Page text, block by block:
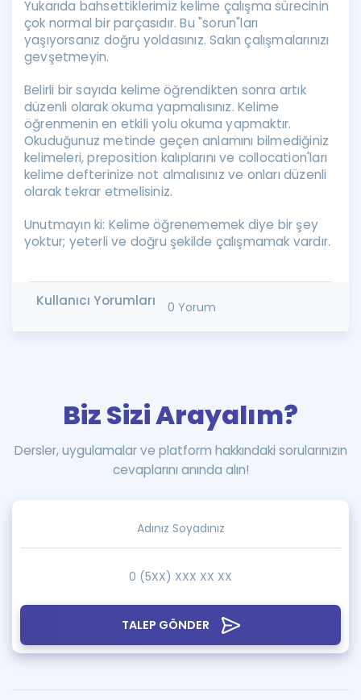
Yukarıda bahsettiklerimiz kelime çalışma sürecinin
çok normal bir parçasıdır. Bu "sorun"ları
yaşıyorsanız doğru yoldasınız. Sakın çalışmalarınızı
gevşetmeyin.
Belirli bir sayıda kelime öğrendikten sonra artık
düzenli olarak okuma yapmalısınız. Kelime
öğrenmenin en etkili yolu okuma yapmaktır.
Okuduğunuz metinde geçen anlamını bilmediğiniz
kelimeleri, preposition kalıplarını ve collocation'ları
kelime defterinize not almalısınız ve onları düzenli
olarak tekrar etmelisiniz.
Unutmayın ki: Kelime öğrenememek diye bir şey
yoktur; yeterli ve doğru şekilde çalışmamak vardır.
Kullanıcı Yorumları 0 Yorum
TALEP GÖNDER
Biz Sizi Arayalım?
Dersler, uygulamalar ve platform hakkındaki sorularınızın
cevaplarını anında alın!